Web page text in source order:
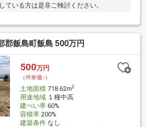
ている方は是非ご検討ください。
郡飯島町飯島 500万円
500万円
（坪単価:-）
土地面積718.62m2
用途地域１種中高
建ぺい率60%
容積率200%
建築条件なし